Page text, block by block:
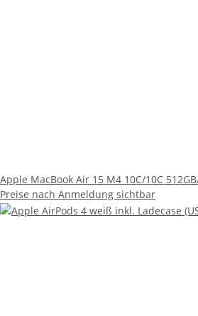
Apple MacBook Air 15 M4 10C/10C
Preise nach Anmeldung sichtbar